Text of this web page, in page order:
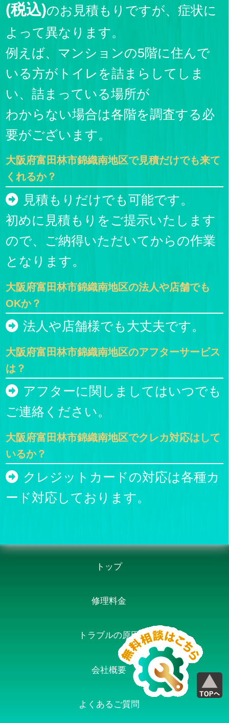
(税込)のお見積もりですが、症状に
よって異なります。
例えば、マンションの5階に住んで
いる方がトイレを詰まらしてしま
い、詰まっている場所が
わからない場合は各階を調査する必
要がございます。
大阪府富田林市錦織南地区で見積だけでも来て
くれるか？
見積もりだけでも可能です。
初めに見積もりをご提示いたします
ので、ご納得いただいてからの作業
となります。
大阪府富田林市錦織南地区の法人や店舗でも
OKか？
法人や店舗様でも大丈夫です。
大阪府富田林市錦織南地区のアフターサービス
は？
アフターに関しましてはいつでも
ご連絡ください。
大阪府富田林市錦織南地区でクレカ対応はして
いるか？
クレジットカードの対応は各種カ
ード対応しております。
トップ
修理料金
トラブルの原因
会社概要
よくあるご質問